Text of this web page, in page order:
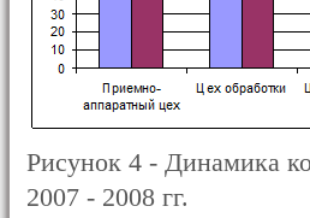
Рисунок 4 - Динамика
2007 - 2008 гг.